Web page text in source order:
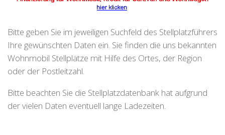
Bitte geben Sie im jeweiligen Suchfeld des Stellplatzführers
Ihre gewünschten Daten ein. Sie finden die uns bekannten
Wohnmobil Stellplätze mit Hilfe des Ortes, der Region
oder der Postleitzahl.
Bitte beachten Sie die Stellplatzdatenbank hat aufgrund
der vielen Daten eventuell lange Ladezeiten.